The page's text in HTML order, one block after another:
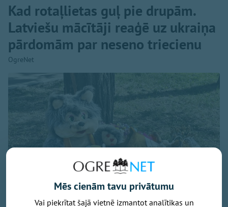
Kad rotaļlietas guļ pie drupām.
Latviešu mācītāji reaģē uz ukraiņa
pārdomām par neseno triecienu
OgreNet
Mēs cienām tavu privātumu
Vai piekrītat šajā vietnē izmantot analītikas un